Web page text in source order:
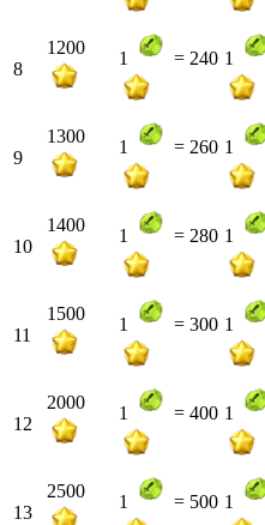
8
1200
1 = 240 1
9
1300
1 = 260 1
10
1400
1 = 280 1
11
1500
1 = 300 1
12
2000
1 = 400 1
13
2500
1 = 500 1